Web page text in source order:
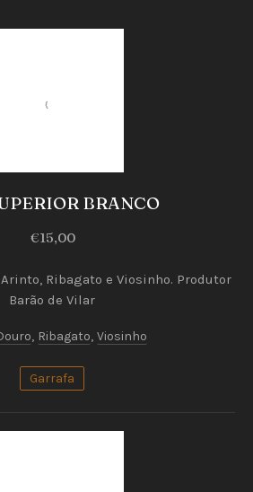
BRANCO
€15,00
Ribagato e Viosinho. Produtor
Barão de Vilar
, Ribagato, Viosinho
Garrafa